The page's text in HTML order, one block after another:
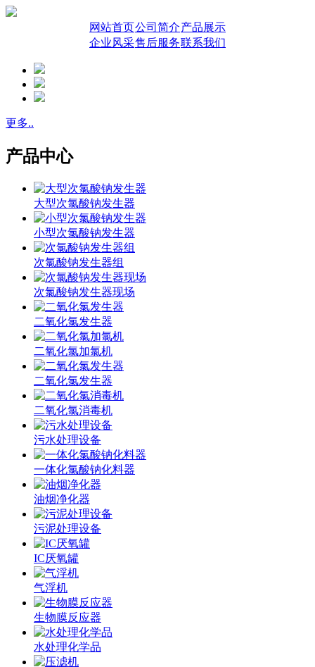
网站首页公司简介产品展示
企业风采售后服务联系我们
更多..
产品中心
大型次氯酸钠发生器
小型次氯酸钠发生器
次氯酸钠发生器组
次氯酸钠发生器现场
二氧化氯发生器
二氧化氯加氯机
二氧化氯发生器
二氧化氯消毒机
污水处理设备
一体化氯酸钠化料器
油烟净化器
污泥处理设备
IC厌氧罐
气浮机
生物膜反应器
水处理化学品